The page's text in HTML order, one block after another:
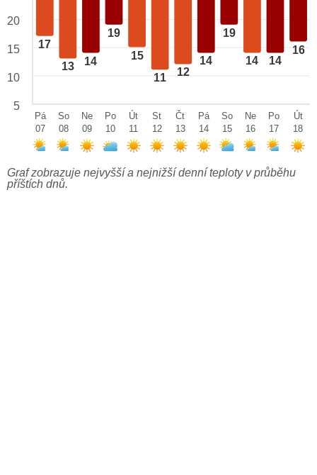
17
13 14
19
15
11 12
14
19
14 14
16
20
15
10
5
Pá
07
So
08
Ne
09
Po
10
Út
11
St
12
Čt
13
Pá
14
So
15
Ne
16
Po
17
Út
18
Graf zobrazuje nejvyšší a nejnižší denní teploty v průběhu
příštích dnů.